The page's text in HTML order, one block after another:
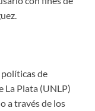
políticas de
La Plata (UNLP)
a través de los